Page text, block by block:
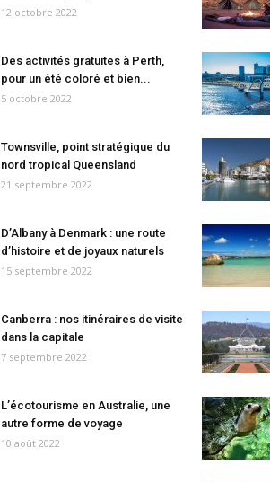
12 octobre 2022
Des activités gratuites à Perth,
pour un été coloré et bien...
5 octobre 2022
Townsville, point stratégique du
nord tropical Queensland
21 septembre 2022
D’Albany à Denmark : une route
d’histoire et de joyaux naturels
15 septembre 2022
Canberra : nos itinéraires de visite
dans la capitale
7 septembre 2022
L’écotourisme en Australie, une
autre forme de voyage
10 août 2022